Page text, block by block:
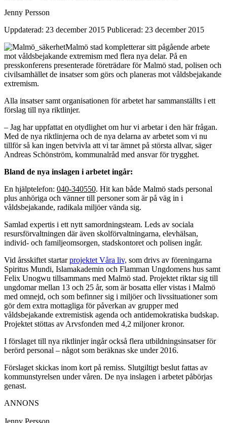
Jenny Persson
Uppdaterad: 23 december 2015 Publicerad: 23 december 2015
Malmö stad kompletterar sitt pågående arbete
mot våldsbejakande extremism med flera nya delar. På en
presskonferens presenterade företrädare för Malmö stad, polisen och
civilsamhället de insatser som görs och planeras mot våldsbejakande
extremism.
Alla insatser samt organisationen för arbetet har sammanställts i ett
förslag till nya riktlinjer.
– Jag har uppfattat en otydlighet om hur vi arbetar i den här frågan.
Med de nya riktlinjerna och de nya delarna av arbetet som vi nu
tillför så kan ingen betvivla att vi tar ämnet på största allvar, säger
Andreas Schönström, kommunalråd med ansvar för trygghet.
Bland de nya inslagen i arbetet ingår:
En hjälptelefon: 040-340550. Hit kan både Malmö stads personal
plus anhöriga och vänner till personer som är på väg in i
våldsbejakande, radikala miljöer vända sig.
Samlad expertis i ett nytt samordningsteam. Leds av sociala
resursförvaltningen där även skolförvaltningarna, elevhälsan,
individ- och familjeomsorgen, stadskontoret och polisen ingår.
Vid årsskiftet startarprojektet Våra liv, som drivs av föreningarna
Spiritus Mundi, Islamakademin och Flamman Ungdomens hus samt
Felix Unogwu tillsammans med Malmö stad. Projektet riktar sig till
ungdomar mellan 13 och 25 år, som är bosatta eller vistas i Malmö
med omnejd, och som befinner sig i miljöer och livssituationer som
gör dem extra mottagliga för påverkan av grupper med
våldsbejakande extremistisk agenda och antidemokratiska budskap.
Projektet stöttas av Arvsfonden med 4,2 miljoner kronor.
I förslaget till nya riktlinjer ingår också flera utbildningsinsatser för
berörd personal – något som beräknas ske under 2016.
Förslaget skickas inom kort på remiss. Slutgiltigt beslut fattas av
kommunstyrelsen under våren. De nya inslagen i arbetet påbörjas
genast.
ANNONS
Jenny Persson